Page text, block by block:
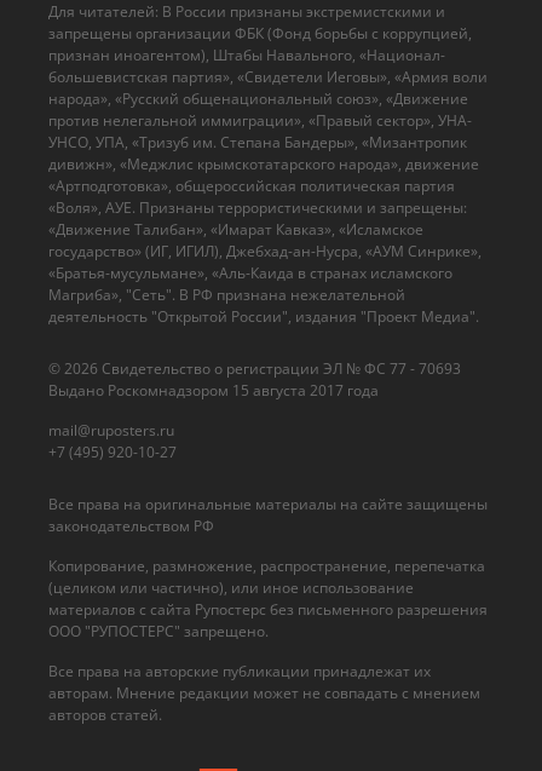
Все права на оригинальные материалы на сайте защищены
законодательством РФ
Копирование, размножение, распространение, перепечатка
(целиком или частично), или иное использование
материалов с сайта Рупостерс без письменного разрешения
ООО "РУПОСТЕРС" запрещено.
Все права на авторские публикации принадлежат их
авторам. Мнение редакции может не совпадать с мнением
авторов статей.
© 2026 Cвидетельство о регистрации ЭЛ № ФС 77 - 70693
Выдано Роскомнадзором 15 августа 2017 года
mail@ruposters.ru
+7 (495) 920-10-27
Для читателей: В России признаны экстремистскими и
запрещены организации ФБК (Фонд борьбы с коррупцией,
признан иноагентом), Штабы Навального, «Национал-
большевистская партия», «Свидетели Иеговы», «Армия воли
народа», «Русский общенациональный союз», «Движение
против нелегальной иммиграции», «Правый сектор», УНА-
УНСО, УПА, «Тризуб им. Степана Бандеры», «Мизантропик
дивижн», «Меджлис крымскотатарского народа», движение
«Артподготовка», общероссийская политическая партия
«Воля», АУЕ. Признаны террористическими и запрещены:
«Движение Талибан», «Имарат Кавказ», «Исламское
государство» (ИГ, ИГИЛ), Джебхад-ан-Нусра, «АУМ Синрике»,
«Братья-мусульмане», «Аль-Каида в странах исламского
Магриба», "Сеть". В РФ признана нежелательной
деятельность "Открытой России", издания "Проект Медиа".